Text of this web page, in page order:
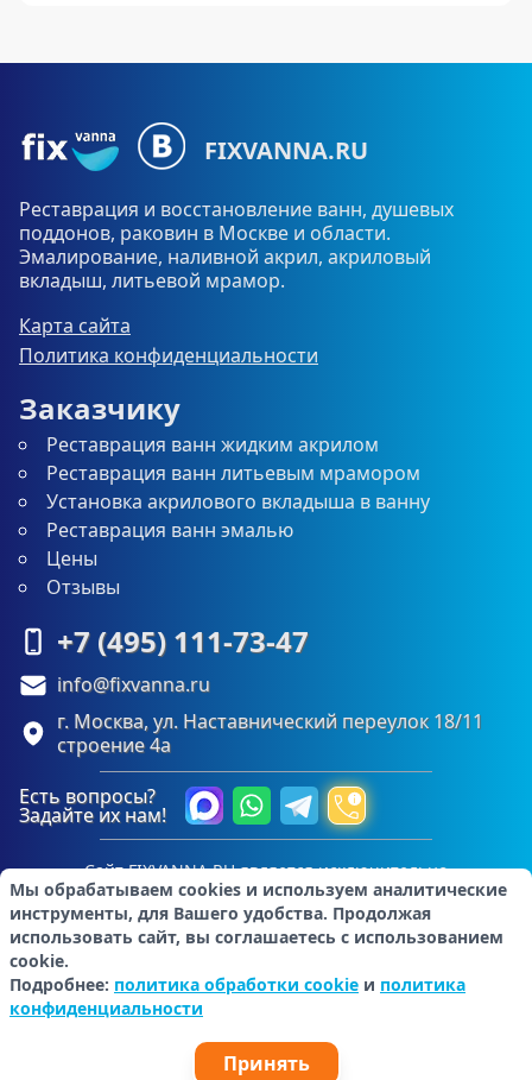
FIXVANNA.RU
Реставрация и восстановление ванн, душевых
поддонов, раковин в Москве и области.
Эмалирование, наливной акрил, акриловый
вкладыш, литьевой мрамор.
Карта сайта
Политика конфиденциальности
Заказчику
Реставрация ванн жидким акрилом
Реставрация ванн литьевым мрамором
Установка акрилового вкладыша в ванну
Реставрация ванн эмалью
Цены
Отзывы
+7 (495) 111-73-47
info@fixvanna.ru
г. Москва, ул. Наставнический переулок 18/11
строение 4а
Есть вопросы?
Задайте их нам!
Сайт FIXVANNA.RU является исключительно
информационным ресурсом и не является публичной
офертой, определяемой положениями Статьи 437 (2)
Гражданского кодекса Российской Федерации. Для
пожалуйста, обращайтесь к менеджерам отдела
обслуживания клиентов с помощью специальных форм
связи или по телефонам.
© 2015–2026. Копирование любых материалов, только с
Мы обрабатываем cookies и используем аналитические
инструменты, для Вашего удобства. Продолжая
использовать сайт, вы соглашаетесь с использованием
cookie.
Подробнее: политика обработки cookie и политика
конфиденциальности
Принять